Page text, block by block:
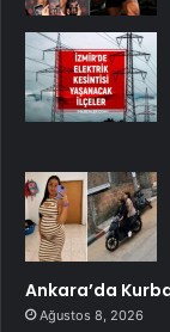
Ankara’da
Ağustos 8, 2026